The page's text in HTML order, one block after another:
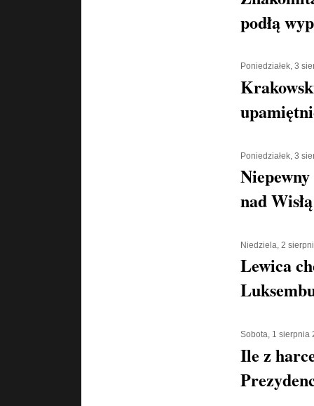
podłą
Poniedziałek, 3
Poniedziałek, 3
nad Wisłą
Niedziela, 2
Lewica
Sobota, 1 sierpnia
Ile z